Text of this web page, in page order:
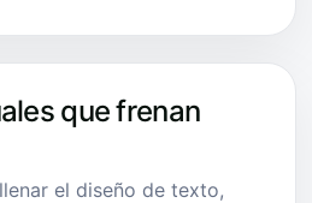
que frenan
el diseño de texto,